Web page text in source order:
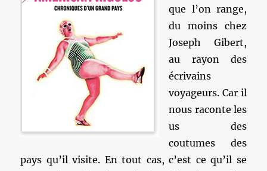
que l’on range,
du moins chez
Joseph Gibert,
au rayon des
écrivains
voyageurs. Car il
nous raconte les
us des
coutumes des
pays qu’il visite. En tout cas, c’est ce qu’il se